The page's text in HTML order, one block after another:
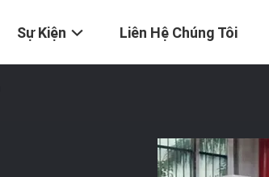
Sự Kiện Liên Hệ Chúng Tôi